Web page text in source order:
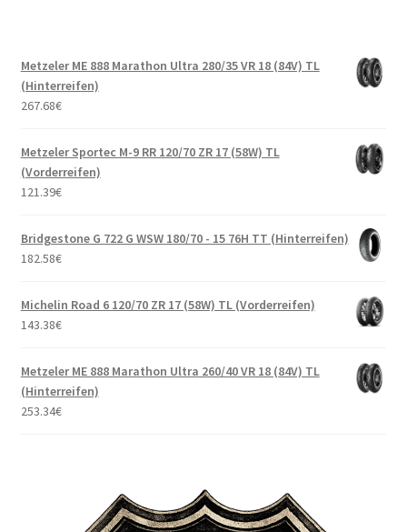
Metzeler ME 888 Marathon Ultra 280/35 VR 18 (84V) TL
(Hinterreifen)
267.68€
Metzeler Sportec M-9 RR 120/70 ZR 17 (58W) TL
(Vorderreifen)
121.39€
Bridgestone G 722 G WSW 180/70 - 15 76H TT (Hinterreifen)
182.58€
Michelin Road 6 120/70 ZR 17 (58W) TL (Vorderreifen)
143.38€
Metzeler ME 888 Marathon Ultra 260/40 VR 18 (84V) TL
(Hinterreifen)
253.34€